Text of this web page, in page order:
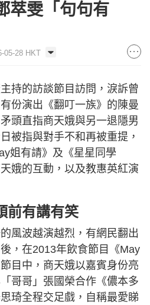
萃雯「句句有
05-28 HKT
持的訪談節目訪問，淚訴曾
份演出《翻叮一族》的陳曼
頭直指商天娥與另一退隱男
被指與對手不和再被重提，
姐有請》及《星星同學
娥的互動，以及教惠英紅演
前有講有笑
風波越演越烈，有網民翻出
，在2013年飲食節目《May
目中，商天娥以嘉賓身份亮
哥哥」張國榮合作《儂本多
琦全程交足戲，自稱最愛睇